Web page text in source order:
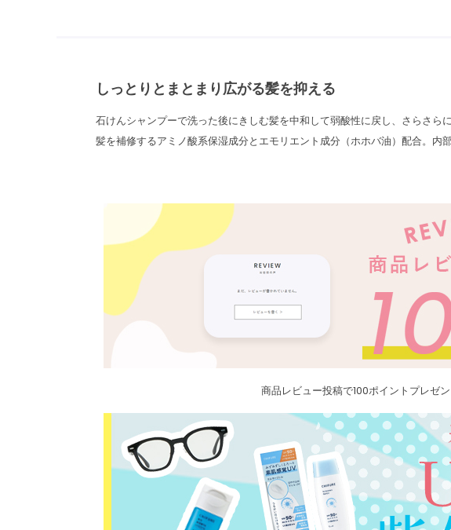
しっとりとまとまり広がる髪を抑える
石けんシャンプーで洗った後にきしむ髪を中和して弱酸性に戻し、さらさら
髪を補修するアミノ酸系保湿成分とエモリエント成分（ホホバ油）配合。内
商品レビュー投稿で100ポイントプレゼ